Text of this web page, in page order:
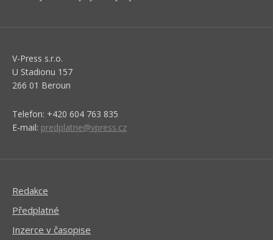
V-Press s.r.o.
U Stadionu 157
266 01 Beroun
Telefon: +420 604 763 835
E-mail: predplatne@vpress.cz
Redakce
Předplatné
Inzerce v časopise